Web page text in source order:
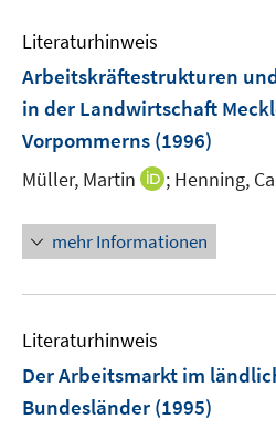
Literaturhinweis
Arbeitskräftestrukturen
in der Landwirtschaft
Vorpommerns (1996)
Müller, Martin
I
n
e
F
e
n
; Henning,
mehr Informationen
Literaturhinweis
Der Arbeitsmarkt im
Bundesländer (1995)